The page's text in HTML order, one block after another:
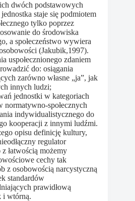
dwóch podstawowych
jednostka staje się podmiotem
tylko poprzez
do środowiska
a społeczeństwo wywiera
(Jakubik,1997).
uspołecznionego zdaniem
do: osiągania
zarówno własne „ja”, jak
innych ludzi;
jednostki w kategoriach
normatywno-społecznych
indywidualistycznego do
kooperacji z innymi ludźmi.
opisu definicję kultury,
regulator
łatwością możemy
cechy tak
z osobowością narcystyczną
standardów
prawidłową
i wtórną.